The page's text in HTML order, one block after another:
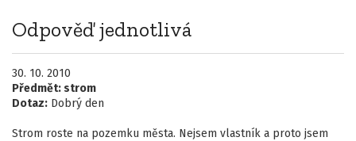
Odpověď jednotlivá
30. 10. 2010
Předmět:strom
Dotaz: Dobrý den
Strom roste na pozemku města. Nejsem vlastník a proto jsem